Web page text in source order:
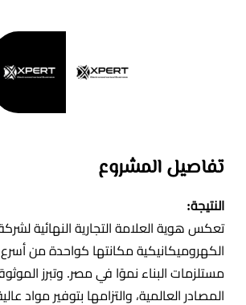
تفاصيل المشروع
النتيجة:
الكهروميكانيكية مكانتها كواحدة من
مستلزمات البناء نموًا في مصر. وتبرز
المصادر العالمية، والتزامها بتوفير مواد